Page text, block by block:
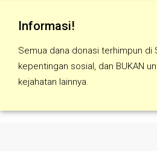
Informasi!
Semua dana donasi terhimpun di
kepentingan sosial, dan BUKAN
kejahatan lainnya.